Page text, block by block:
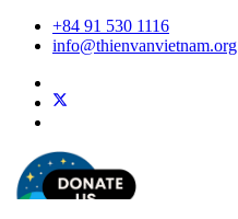
+84 91 530 1116
info@thienvanvietnam.org